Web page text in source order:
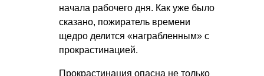
начала рабочего дня. Как уже было
сказано, пожиратель времени
щедро делится «награбленным» с
прокрастинацией.
Прокрастинация опасна не только